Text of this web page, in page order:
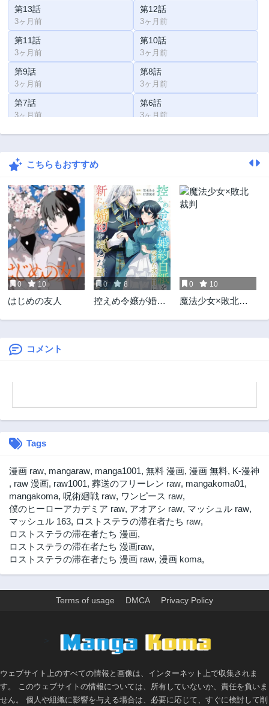
第13話
3ヶ月前
第12話
3ヶ月前
第11話
3ヶ月前
第10話
3ヶ月前
第9話
3ヶ月前
第8話
3ヶ月前
第7話
3ヶ月前
第6話
3ヶ月前
第5話 第4話
第3話
第1話
3ヶ月前
こちらもおすすめ
0 10
はじめの友人
0 8
控えめ令嬢が婚約
結んだ話
0 10
魔法少女×敗北裁
コメント
Tags
漫画 raw, mangaraw, manga1001, 無料 漫画, 漫画 無料, K-漫神
, raw 漫画, raw1001, 葬送のフリーレン raw, mangakoma01,
mangakoma, 呪術廻戦 raw, ワンピース raw,
僕のヒーローアカデミア raw, アオアシ raw, マッシュル raw,
マッシュル 163, ロストステラの滞在者たち raw,
ロストステラの滞在者たち 漫画,
ロストステラの滞在者たち 漫画raw,
ロストステラの滞在者たち 漫画 raw, 漫画 koma,
Terms of usage DMCA Privacy Policy
ウェブサイト上のすべての情報と画像は、インターネット上で収集されま
す。 このウェブサイトの情報については、所有していないか、責任を負いま
せん。 個人や組織に影響を与える場合は、必要に応じて、すぐに検討して削